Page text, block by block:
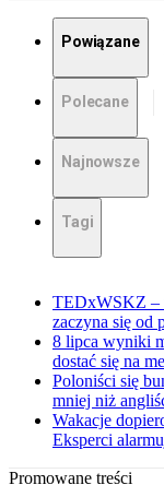
Powiązane
Polecane
Najnowsze
Tagi
TEDxWSKZ –
zaczyna się od
8 lipca wyniki
dostać się na
Poloniści się
mniej niż
Wakacje
Eksperci
Promowane treści